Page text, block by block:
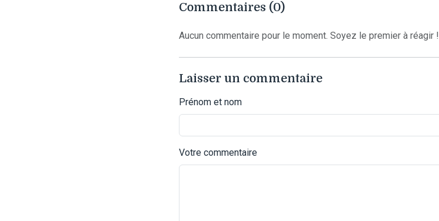
Commentaires (0)
Aucun commentaire pour le moment. Soyez le premier à réagir !
Laisser un commentaire
Prénom et nom
Votre commentaire